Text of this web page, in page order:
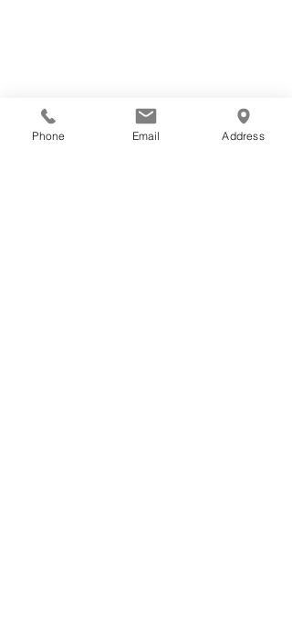
お知らせ
創意工夫
Phone Email Address